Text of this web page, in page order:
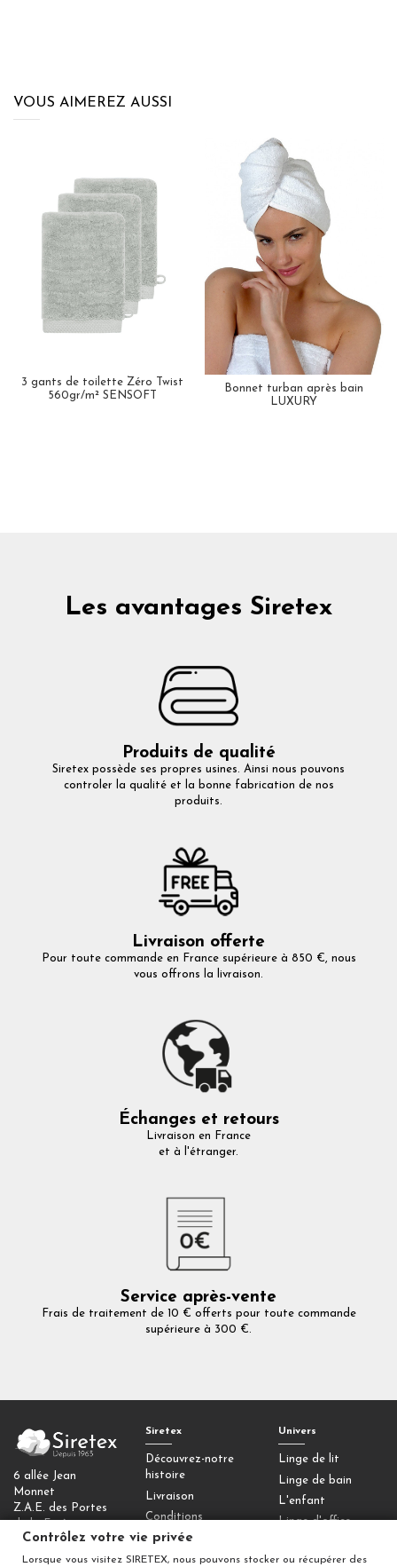
VOUS AIMEREZ AUSSI
3 gants de toilette Zéro Twist
560gr/m² SENSOFT
Bonnet turban après bain
LUXURY
Les avantages Siretex
Produits de qualité
Siretex possède ses propres usines. Ainsi nous pouvons
controler la qualité et la bonne fabrication de nos
produits.
Livraison offerte
Pour toute commande en France supérieure à 850 €, nous
vous offrons la livraison.
Échanges et retours
Livraison en France
et à l'étranger.
Service après-vente
Frais de traitement de 10 € offerts pour toute commande
supérieure à 300 €.
6 allée Jean
Monnet
Z.A.E. des Portes
77090 Collégien
Siretex
Découvrez-notre
histoire
Livraison
Conditions
générales de vente
Mentions légales
Univers
Linge de lit
Linge de bain
L'enfant
Linge d'office
Déco
Contrôlez votre vie privée
Lorsque vous visitez SIRETEX, nous pouvons stocker ou récupérer des